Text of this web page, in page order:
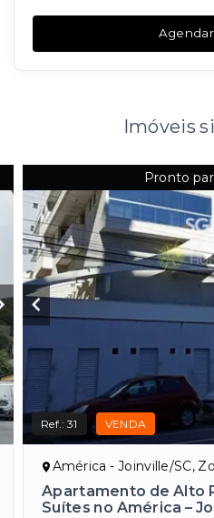
Imóveis
Pronto
Ref.:31 VENDA
América - Joinville/SC,
Apartamento de Alto
Suítes no América –